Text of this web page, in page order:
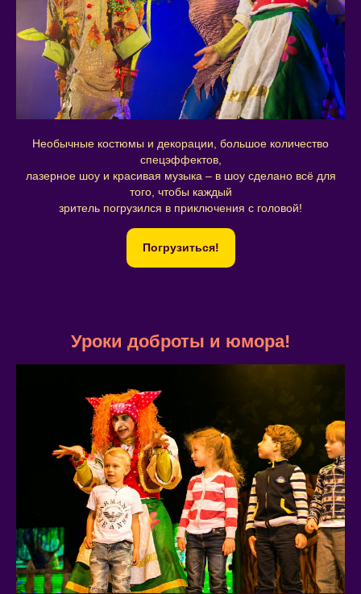
Необычные костюмы и декорации, большое количество
спецэффектов,
лазерное шоу и красивая музыка – в шоу сделано всё для
того, чтобы каждый
зритель погрузился в приключения с головой!
Погрузиться!
Уроки доброты и юмора!